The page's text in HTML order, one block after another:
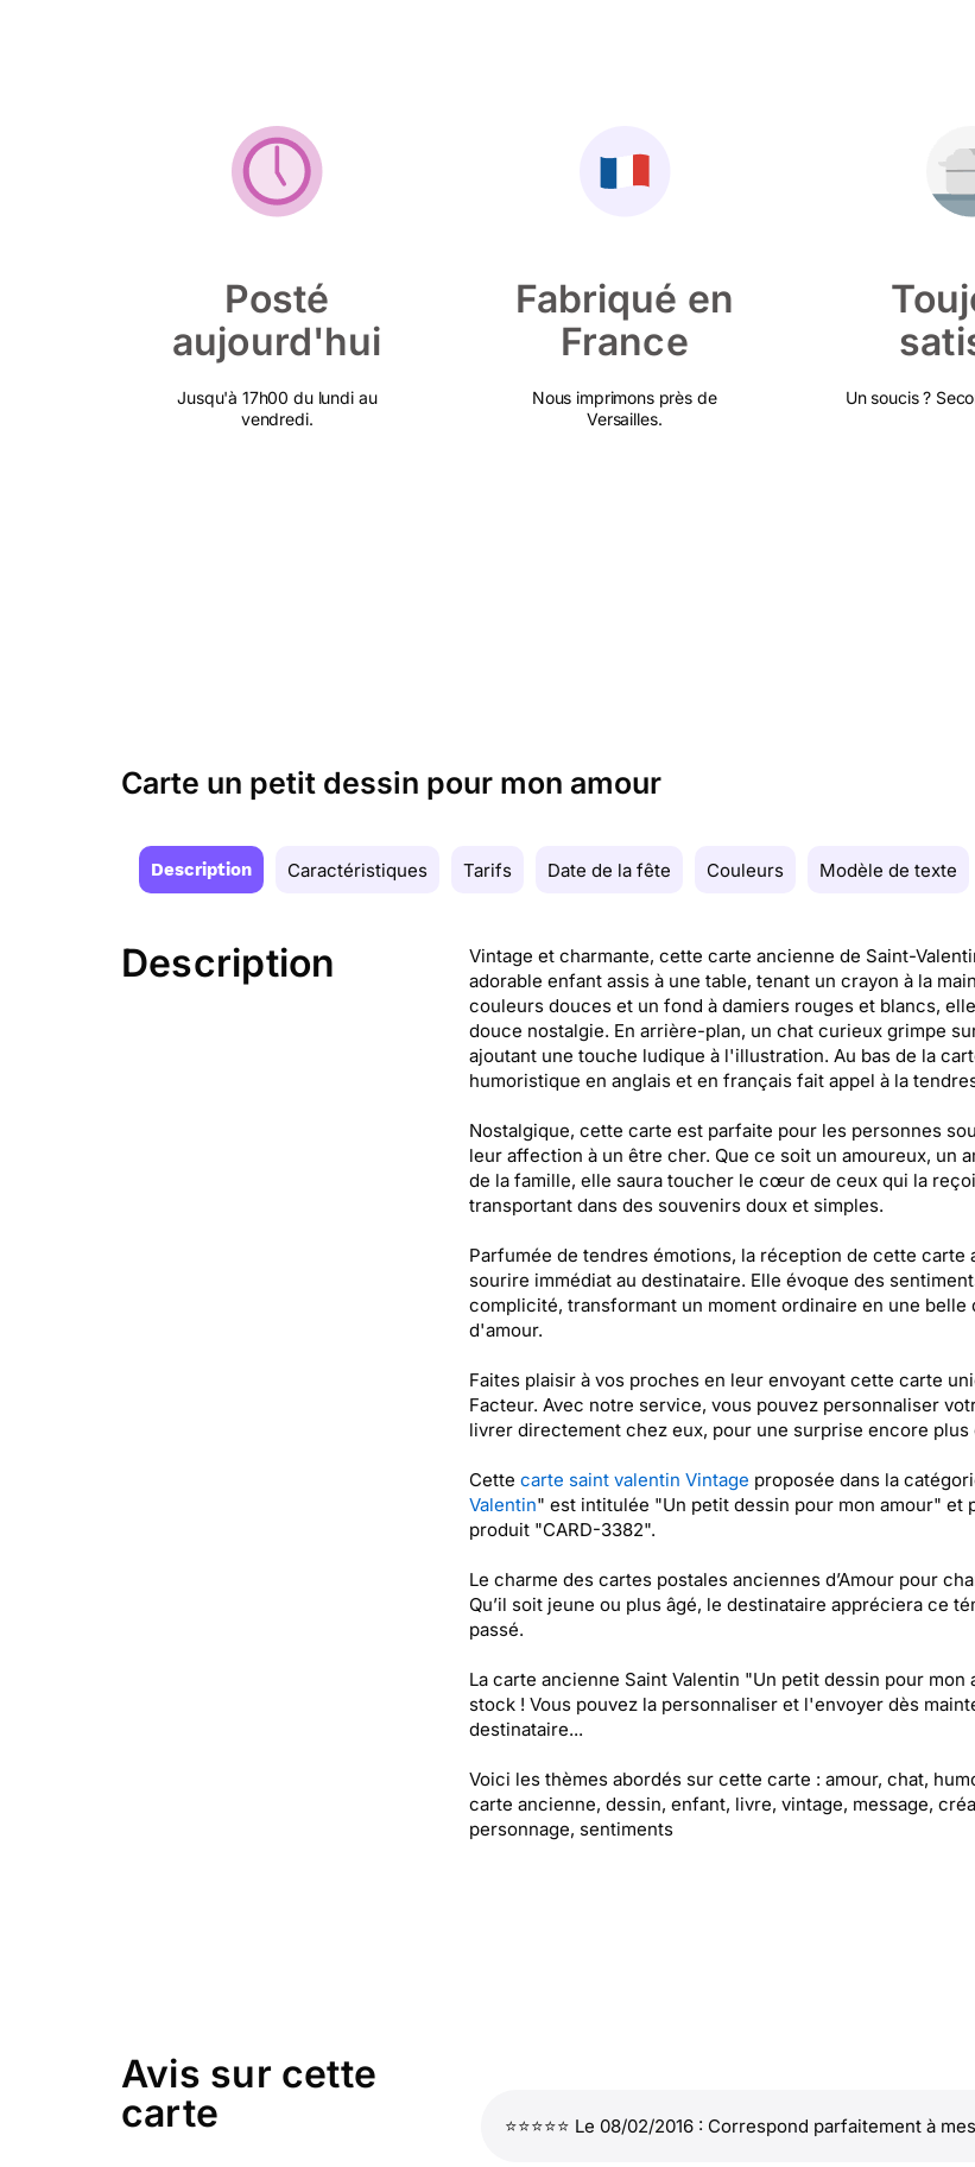
Posté
aujourd'hui
Jusqu'à 17h00 du lundi au
vendredi.
Fabriqué en
France
Nous imprimons près de
Versailles.
Un soucis ?
Carte un petit dessin pour mon amour
Description Caractéristiques Tarifs Date de la fête Couleurs Modèle de texte
Description
Vintage et charmante, cette carte ancienne de Saint-
adorable enfant assis à une table, tenant un crayon à la
couleurs douces et un fond à damiers rouges et blancs,
douce nostalgie. En arrière-plan, un chat curieux grimpe
ajoutant une touche ludique à l'illustration. Au bas de la
humoristique en anglais et en français fait appel à la
Nostalgique, cette carte est parfaite pour les personnes
leur affection à un être cher. Que ce soit un amoureux, un
de la famille, elle saura toucher le cœur de ceux qui la
transportant dans des souvenirs doux et simples.
Parfumée de tendres émotions, la réception de cette carte
sourire immédiat au destinataire. Elle évoque des
complicité, transformant un moment ordinaire en une belle
d'amour.
Faites plaisir à vos proches en leur envoyant cette carte
Facteur. Avec notre service, vous pouvez personnaliser
livrer directement chez eux, pour une surprise encore plus
Cette carte saint valentin Vintage proposée dans la
Valentin" est intitulée "Un petit dessin pour mon amour" et
produit "CARD-3382".
Le charme des cartes postales anciennes d’Amour pour
Qu’il soit jeune ou plus âgé, le destinataire appréciera ce
passé.
La carte ancienne Saint Valentin "Un petit dessin pour mon
stock ! Vous pouvez la personnaliser et l'envoyer dès
destinataire...
Voici les thèmes abordés sur cette carte : amour, chat,
carte ancienne, dessin, enfant, livre, vintage, message,
personnage, sentiments
Avis sur cette
carte
⭐⭐⭐⭐⭐ Le 08/02/2016 : Correspond parfaitement à